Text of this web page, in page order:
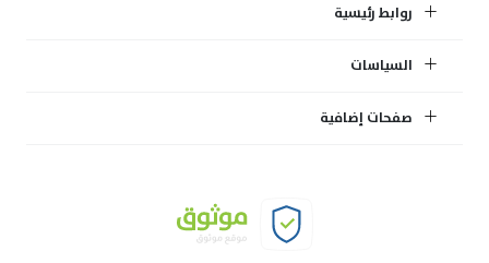
روابط رئيسية
السياسات
صفحات إضافية